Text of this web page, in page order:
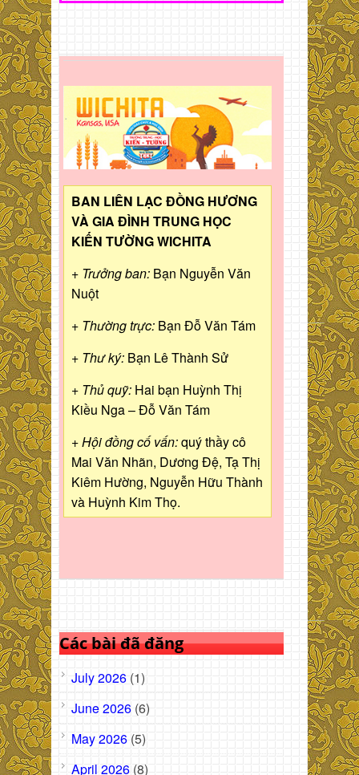
BAN LIÊN LẠC ĐỒNG HƯƠNG
VÀ GIA ĐÌNH TRUNG HỌC
KIẾN TƯỜNG WICHITA
+ Trưởng ban: Bạn Nguyễn Văn
Nuột
+ Thường trực: Bạn Đỗ Văn Tám
+ Thư ký: Bạn Lê Thành Sử
+ Thủ quỹ: Hai bạn Huỳnh Thị
Kiều Nga – Đỗ Văn Tám
+ Hội đồng cố vấn:quý thầy cô
Mai Văn Nhãn, Dương Đệ, Tạ Thị
Kiêm Hường, Nguyễn Hữu Thành
và Huỳnh Kim Thọ.
Các bài đã đăng
July 2026 (1)
June 2026 (6)
May 2026 (5)
April 2026 (8)